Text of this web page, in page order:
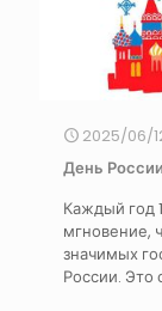
2025/06/
День
Каждый год
мгновение,
значимых
России. Это